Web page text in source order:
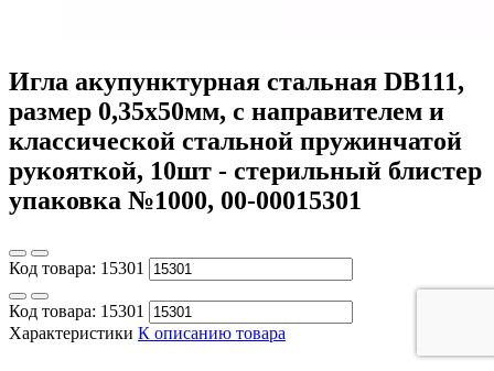
Игла акупунктурная стальная DB111,
размер 0,35х50мм, с направителем и
классической стальной пружинчатой
рукояткой, 10шт - стерильный блистер
упаковка №1000, 00-00015301
Код товара: 15301
Код товара: 15301
Характеристики К описанию товара